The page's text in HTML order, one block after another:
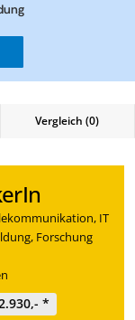
Vergleich (0)
IT
Forschung
*